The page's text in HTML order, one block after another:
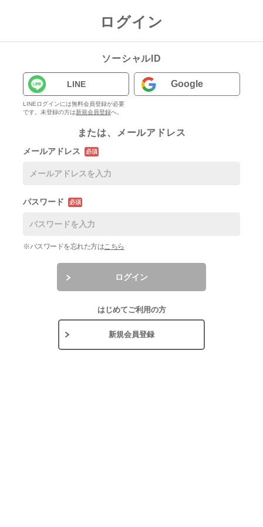
ログイン
ソーシャルID
LINE
LINEログインには無料会員登録が必要
です。未登録の方は新規会員登録へ。
Google
または、メールアドレス
メールアドレス 必須
パスワード 必須
※パスワードを忘れた方はこちら
ログイン
はじめてご利用の方
新規会員登録